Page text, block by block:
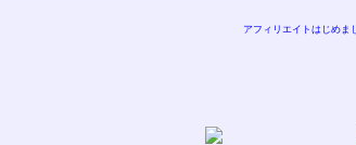
アフィリエイトはじめま